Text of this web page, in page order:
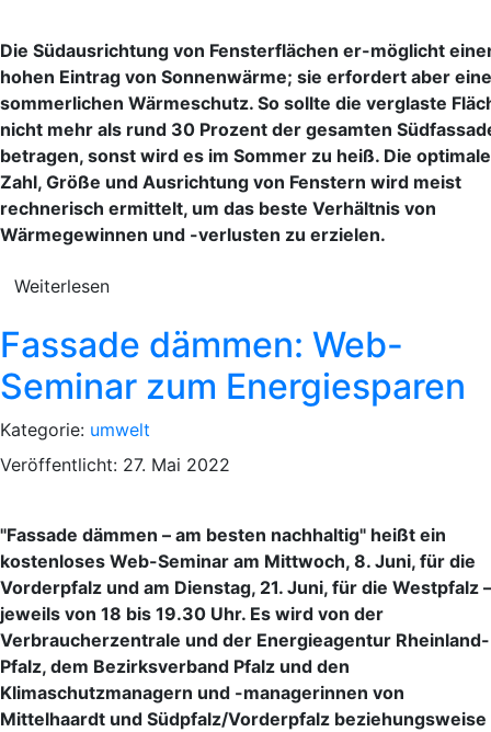
Die Südausrichtung von Fensterflächen er-möglicht
hohen Eintrag von Sonnenwärme; sie erfordert aber
sommerlichen Wärmeschutz. So sollte die verglaste
nicht mehr als rund 30 Prozent der gesamten
betragen, sonst wird es im Sommer zu heiß. Die optimale
Zahl, Größe und Ausrichtung von Fenstern wird meist
rechnerisch ermittelt, um das beste Verhältnis von
Wärmegewinnen und -verlusten zu erzielen.
Weiterlesen
Fassade dämmen: Web-
Seminar zum Energiesparen
Kategorie: umwelt
Veröffentlicht: 27. Mai 2022
"Fassade dämmen – am besten nachhaltig" heißt ein
kostenloses Web-Seminar am Mittwoch, 8. Juni, für die
Vorderpfalz und am Dienstag, 21. Juni, für die Westpfalz –
jeweils von 18 bis 19.30 Uhr. Es wird von der
Verbraucherzentrale und der Energieagentur Rheinland-
Pfalz, dem Bezirksverband Pfalz und den
Klimaschutzmanagern und -managerinnen von
Mittelhaardt und Südpfalz/Vorderpfalz beziehungsweise